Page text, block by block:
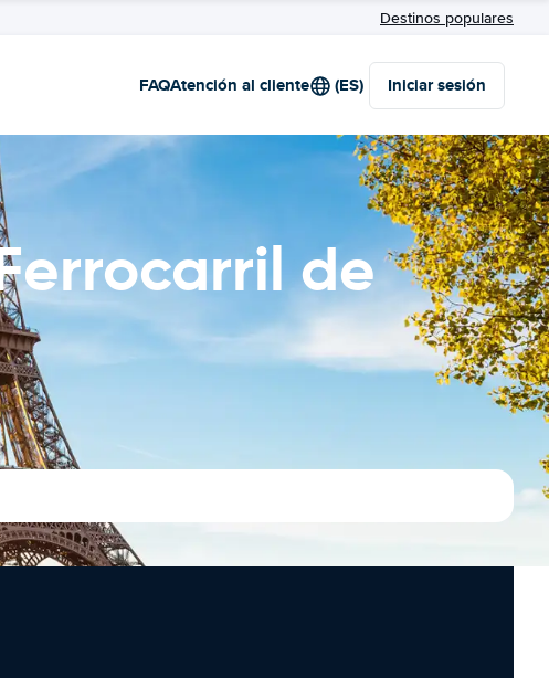
Destinos populares
FAQAtención al cliente (ES) Iniciar sesión
de